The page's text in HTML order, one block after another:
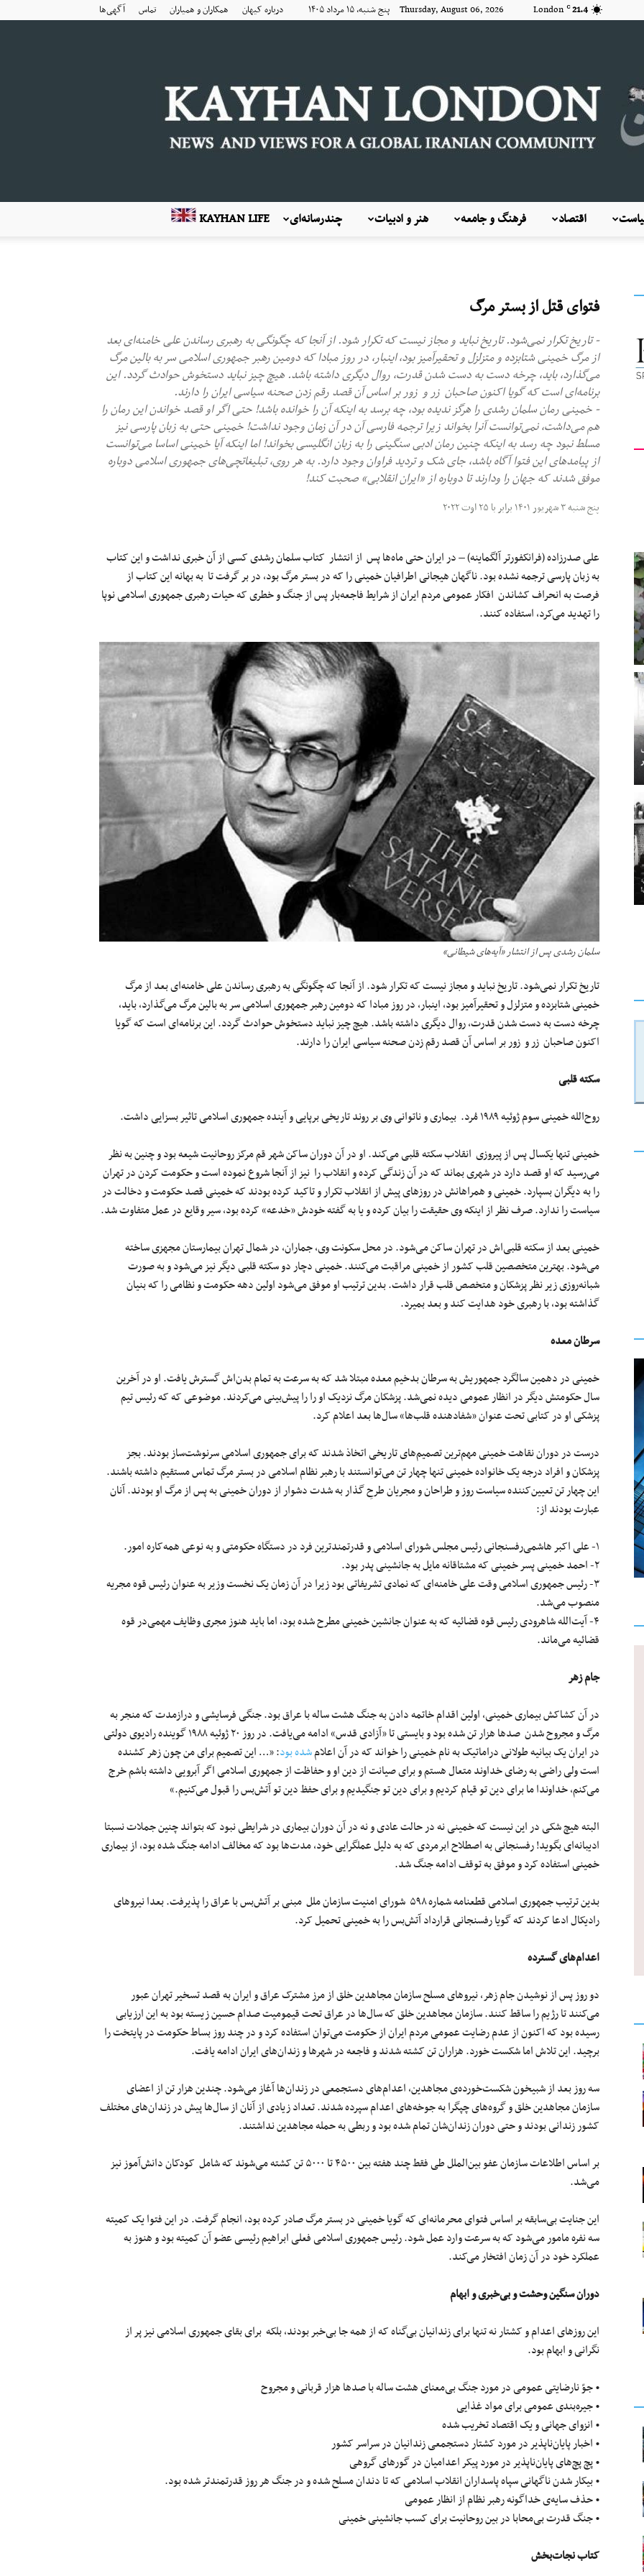
21.4
C
London Thursday, August 06, 2026 پنج شنبه, ۱۵ مرداد ۱۴۰۵ درباره کیهان همکاران و همیاران تماس آگهی‌ها
کیهان
لندن
KAYHAN LIFE چندرسانه‌ای هنر و ادبیات فرهنگ و جامعه اقتصاد
فتوای قتل از بستر مرگ
- تاریخ تكرار نمی‌شود. تاریخ نباید و مجاز نیست که تكرار شود. از آنجا که چگونگی به رهبری رساندن علی خامنه‌ای بعد
از مرگ خمینی شتابزده و متزلزل و تحقیرآمیز بود، اینبار، در روز مبادا که دومین رهبر جمهوری اسلامی سر به بالین مرگ
می‌گذارد، باید، چرخه دست به دست شدن قدرت، روال دیگری داشته باشد. هیچ چیز نباید دستخوش حوادث گردد. این
برنامه‌ای است که گویا اکنون صاحبان زر و زور بر اساس آن قصد رقم زدن صحنه سیاسی ایران را دارند.
- خمینی رمان سلمان رشدی را هرگز ندیده بود، چه برسد به اینکه آن را خوانده باشد! حتی اگر او قصد خواندن این رمان را
هم می‌داشت، نمی‌توانست آنرا بخواند زیرا ترجمه فارسی آن در آن زمان وجود نداشت! خمینی حتی به زبان پارسی نیز
مسلط نبود چه رسد به اینکه چنین رمان ادبی سنگینی را به زبان انگلیسی بخواند! اما اینکه آیا خمینی اساسا می‌توانست
از پیامدهای این فتوا آگاه باشد، جای شک و تردید فراوان وجود دارد. به هر روی، تبلیغاتچی‌های جمهوری اسلامی دوباره
موفق شدند که جهان را ودارند تا دوباره از «ایران انقلابی» صحبت کند!
پنج شنبه ۳ شهریور ۱۴۰۱ برابر با ۲۵ اوت ۲۰۲۲
علی صدرزاده (فرانکفورتر آلگماینه) – در ایران حتی ماه‌ها پس از انتشار کتاب سلمان رشدی کسی از آن خبری نداشت و این کتاب
به زبان پارسی ترجمه نشده بود. ناگهان هیجانی اطرافیان خمینی را که در بستر مرگ بود، در بر گرفت تا به بهانه این کتاب از
فرصت به انحراف کشاندن افکار عمومی‌ مردم ایران از شرایط فاجعه‌بار پس از جنگ و خطری که حیات رهبری جمهوری اسلامی نوپا
را تهدید می‌کرد، استفاده کنند.
سلمان رشدی پس از انتشار «آیه‌های شیطانی»
تاریخ تکرار نمی‌شود. تاریخ نباید و مجاز نیست که تکرار شود. از آنجا که چگونگی به رهبری رساندن علی خامنه‌ای بعد از مرگ
خمینی شتابزده و متزلزل و تحقیرآمیز بود، اینبار، در روز مبادا که دومین رهبر جمهوری اسلامی سر به بالین مرگ می‌گذارد، باید،
چرخه دست به دست شدن قدرت، روال دیگری داشته باشد. هیچ چیز نباید دستخوش حوادث گردد. این برنامه‌ای است که گویا
اکنون صاحبان زر و زور بر اساس آن قصد رقم زدن صحنه سیاسی ایران را دارند.
سکته قلبی
روح‌الله خمینی سوم ژوئیه ۱۹۸۹ مُرد. بیماری و ناتوانی وی بر روند تاریخی برپایی و آینده جمهوری اسلامی تاثیر بسزایی داشت.
خمینی تنها یکسال پس از پیروزی انقلاب سکته قلبی می‌کند. او در آن دوران ساکن شهر قم مرکز روحانیت شیعه بود و چنین به نظر
می‌رسید که او قصد دارد در شهری بماند که در آن زندگی کرده و انقلاب را نیز از آنجا شروع نموده است و حکومت کردن در تهران
را به دیگران بسپارد. خمینی و همراهانش در روزهای پیش از انقلاب تکرار و تاکید کرده بودند که خمینی قصد حکومت و دخالت در
سیاست را ندارد. صرف نظر از اینکه وی حقیقت را بیان کرده و یا به گفته خودش «خدعه» کرده بود، سیر وقایع در عمل متفاوت شد.
خمینی بعد از سکته قلبی‌اش در تهران ساکن می‌شود. در محل سکونت وی، جماران، در شمال تهران بیمارستان مجهزی ساخته
می‌شود. بهترین متخصصین قلب کشور از خمینی مراقبت می‌کنند. خمینی دچار دو سکته قلبی دیگر نیز می‌شود و به صورت
شبانه‌روزی زیر نظر پزشکان و متخصص قلب قرار داشت. بدین ترتیب او موفق می‌شود اولین دهه حکومت و نظامی را که بنیان
گذاشته بود، با رهبری خود هدایت کند و بعد بمیرد.
سرطان معده
خمینی در دهمین سالگرد جمهوریش به سرطان بدخیم معده مبتلا شد که به سرعت به تمام بدن‌اش گسترش یافت. او در آخرین
سال حکومتش دیگر در انظار عمومی دیده نمی‌شد. پزشکان مرگ نزدیک او را را پیش‌بینی می‌کردند. موضوعی که که رئیس تیم
پزشکی او در کتابی تحت عنوان «شفادهنده قلب‌ها» سال‌ها بعد اعلام کرد.
درست در دوران نقاهت خمینی مهم‌ترین تصمیم‌های تاریخی اتخاذ شدند که برای جمهوری اسلامی سرنوشت‌ساز بودند. بجز
پزشکان و افراد درجه یک خانواده خمینی تنها چهار تن می‌توانستند با رهبر نظام اسلامی در بستر مرگ تماس مستقیم داشته باشند.
این چهار تن تعیین‌کننده سیاست روز و طراحان و مجریان طرحِ گذار به شدت دشوار از دوران خمینی به پس از مرگ او بودند. آنان
عبارت بودند از:
۱- علی اکبر‌ هاشمی‌رفسنجانی رئیس مجلس شورای اسلامی و قدرتمندترین فرد در دستگاه حکومتی و به نوعی همه‌کاره امور.
۲- احمد خمینی پسر خمینی که مشتاقانه مایل به جانشینی پدر بود.
۳- رئیس جمهوری اسلامی وقت علی خامنه‌ای که نمادی تشریفاتی بود زیرا در آن زمان یک نخست وزیر به عنوان رئیس قوه مجریه
منصوب می‌شد.
۴- آیت‌الله شاهرودی رئیس قوه قضائیه که به عنوان جانشین خمینی مطرح شده بود، اما باید هنوز مجری وظایف مهمی‌در قوه
قضائیه می‌ماند.
جام زهر
در آن کشاکش بیماری خمینی، اولین اقدام خاتمه دادن به جنگ هشت ساله با عراق بود. جنگی فرسایشی و درازمدت که منجر به
مرگ و مجروح شدن صد‌ها هزار تن شده بود و بایستی تا «آزادی قدس» ادامه می‌یافت. در روز ۲۰ ژوئیه ۱۹۸۸ گوینده رادیوی دولتی
در ایران یک بیانیه طولانی دراماتیک به نام خمینی را خواند که در آن اعلامشده بود: «… این تصمیم برای من چون زهر کشنده
است ولی راضی به رضای خداوند متعال هستم و برای صیانت از دین او و حفاظت از جمهوری اسلامی اگر آبرویی داشته باشم خرج
می‌کنم، خداوندا ما برای دین تو قیام کردیم و برای دین تو جنگیدیم و برای حفظ دین تو آتش‌بس را قبول می‌کنیم.»
البته هیچ شکی در این نیست که خمینی نه در حالت عادی و نه در آن دوران بیماری در شرایطی نبود که بتواند چنین جملات نسبتا
ادیبانه‌ای بگوید! رفسنجانی به اصطلاح ابرمردی که به دلیل عملگرایی خود، مدت‌ها بود که مخالف ادامه جنگ شده بود، از بیماری
خمینی استفاده کرد و ‌موفق به توقف ادامه جنگ شد.
بدین ترتیب جمهوری اسلامی قطعنامه شماره ۵۹۸ شورای امنیت سازمان ملل مبنی بر آتش‌بس با عراق را پذیرفت. بعدا نیرو‌های
رادیکال ادعا کردند که گویا رفسنجانی قرارداد آتش‌بس را به خمینی تحمیل کرد.
اعدام‌های گسترده
دو روز پس از نوشیدن جام زهر، نیروهای مسلح سازمان مجاهدین خلق از مرز مشترک عراق و ایران به قصد تسخیر تهران عبور
می‌کنند تا رژیم را ساقط کنند. سازمان مجاهدین خلق که سال‌ها در عراق تحت قیمومیت صدام حسین زیسته بود به این ارزیابی
رسیده بود که اکنون از عدم رضایت عمومی‌ مردم ایران از حکومت می‌توان استفاده کرد و در چند روز بساط حکومت در پایتخت را
برچید. این تلاش اما شکست خورد. هزاران تن کشته شدند و فاجعه در شهرها و زندان‌های ایران ادامه یافت.
سه روز بعد از شبیخون شکست‌خورده‌ی مجاهدین، اعدام‌های دستجمعی در زندان‌ها آغاز می‌شود. چندین هزار تن از اعضای
سازمان مجاهدین خلق و گروه‌های چپگرا به جوخه‌های اعدام سپرده شدند. تعداد زیادی از آنان از سال‌ها پیش در زندان‌های مختلف
کشور زندانی بودند و حتی دوران زندان‌شان تمام شده بود و ربطی به حمله مجاهدین نداشتند.
بر اساس اطلاعات سازمان عفو بین‌الملل طی فقط چند هفته بین ۴۵۰۰ تا ۵۰۰۰ تن کشته می‌شوند که شامل کودکان دانش‌آموز نیز
می‌شد.
این جنایت بی‌سابقه بر اساس فتوای محرمانه‌ای که گویا خمینی در بستر مرگ صادر کرده بود، انجام گرفت. در این فتوا یک کمیته
سه نفره مامور می‌شود که به سرعت وارد عمل شود. رئیس جمهوری اسلامی فعلی ابراهیم رئیسی عضو آن کمیته بود و هنوز به
عملکرد خود در آن زمان افتخار می‌کند.
دوران سنگین وحشت و بی‌خبری و ابهام
این روزهای اعدام و کشتار نه تنها برای زندانیان بی‌گناه که از همه جا بی‌خبر بودند، بلکه برای بقای جمهوری اسلامی نیز پر از
نگرانی و ابهام بود.
• جوّ نارضایتی عمومی‌ در مورد جنگ بی‌معنای هشت ساله با صد‌ها هزار قربانی و مجروح
• جیره‌بندی عمومی‌ برای مواد غذایی
• انزوای جهانی و یک اقتصاد تخریب شده
• اخبار پایان‌ناپذیر در مورد کشتار دستجمعی زندانیان در سراسر کشور
• پچ پچ‌های پایان‌ناپذیر در مورد پیکر اعدامیان در گورهای گروهی
• بیکار شدن ناگهانی سپاه پاسداران انقلاب اسلامی که تا دندان مسلح شده و در جنگ هر روز قدرتمندتر شده بود.
• حذف سایه‌ی خداگونه رهبر نظام از انظار عمومی
• جنگ قدرت بی‌محابا در بین روحانیت برای کسب جانشینی خمینی
کتاب نجات‌بخش